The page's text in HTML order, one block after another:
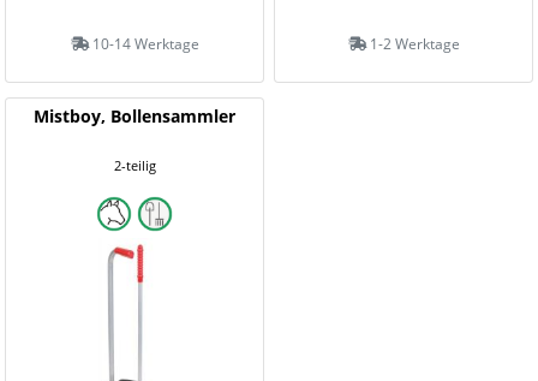
10-14 Werktage 1-2 Werktage
Mistboy, Bollensammler
2-teilig